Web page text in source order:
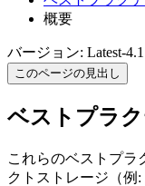
概要
バージョン: Latest-4.1
このページの見出し
ベストプラ
これらのベストプラ
クトストレージ（例